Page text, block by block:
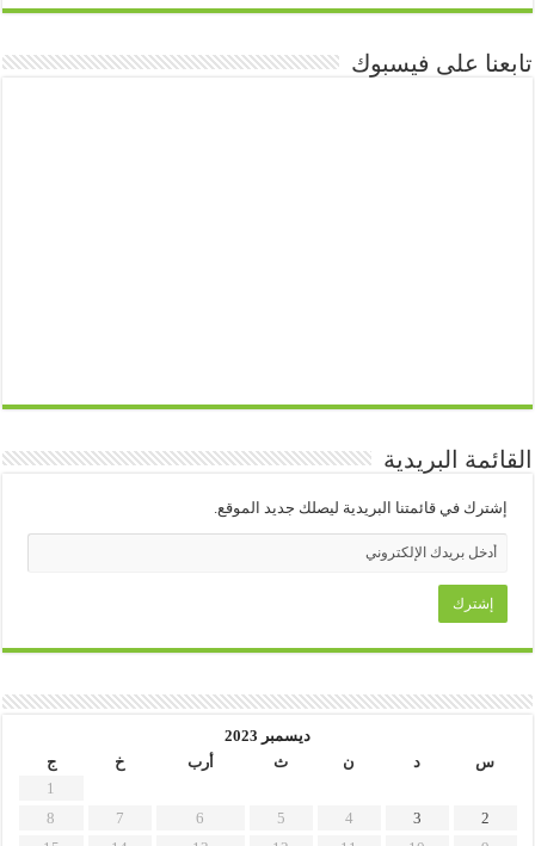
تابعنا على فيسبوك
القائمة البريدية
إشترك في قائمتنا البريدية ليصلك جديد الموقع.
ديسمبر 2023
س
د ن ث أرب خ
ج
1
2
3
4
5
6
7
8